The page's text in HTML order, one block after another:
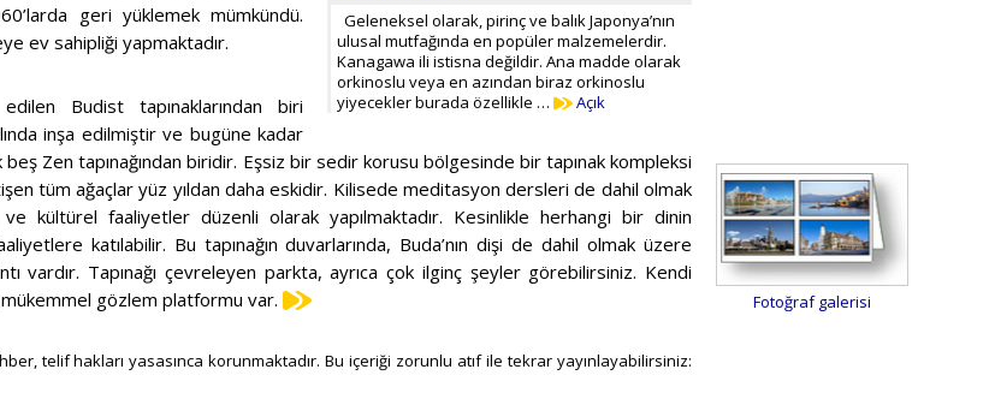
Geleneksel olarak, pirinç ve balık Japonya’nın
ulusal mutfağında en popüler malzemelerdir.
Kanagawa ili istisna değildir. Ana madde olarak
orkinoslu veya en azından biraz orkinoslu
yiyecekler burada özellikle …
Açık
geri yüklemek mümkündü.
ev sahipliği yapmaktadır.
Budist tapınaklarından biri
inşa edilmiştir ve bugüne kadar
beş Zen tapınağından biridir. Eşsiz bir sedir korusu bölgesinde bir tapınak kompleksi
tüm ağaçlar yüz yıldan daha eskidir. Kilisede meditasyon dersleri de dahil olmak
kültürel faaliyetler düzenli olarak yapılmaktadır. Kesinlikle herhangi bir dinin
katılabilir. Bu tapınağın duvarlarında, Buda’nın dişi de dahil olmak üzere
vardır. Tapınağı çevreleyen parkta, ayrıca çok ilginç şeyler görebilirsiniz. Kendi
gözlem platformu var.
telif hakları yasasınca korunmaktadır. Bu içeriği zorunlu atıf ile tekrar yayınlayabilirsiniz:
Fotoğraf galerisi